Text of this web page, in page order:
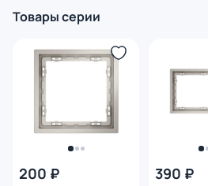
Товары серии
200 ₽ 390 ₽